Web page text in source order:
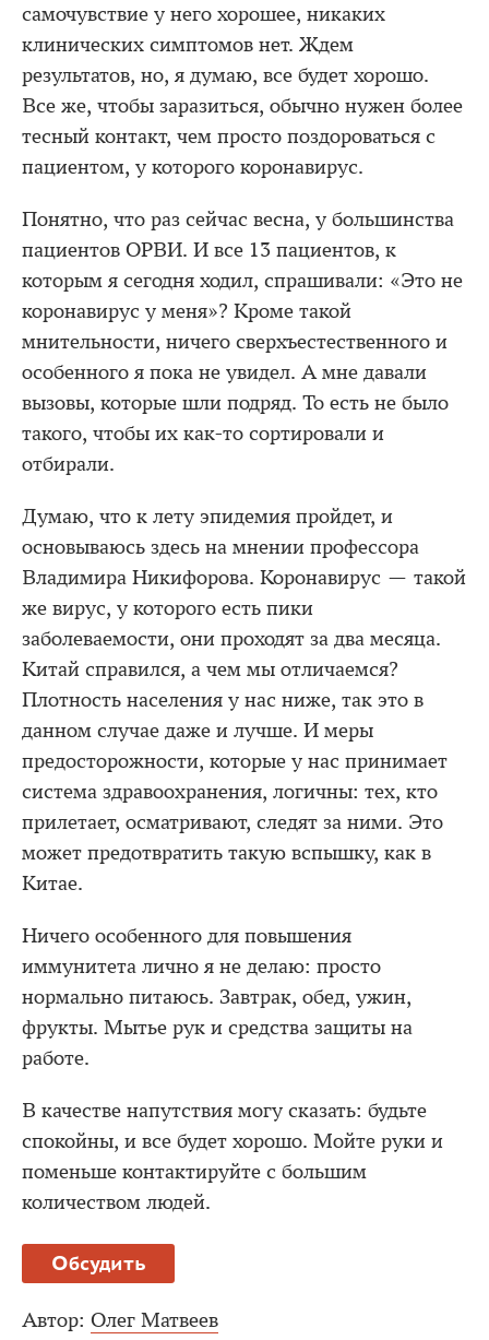
самочувствие у него хорошее, никаких
клинических симптомов нет. Ждем
результатов, но, я думаю, все будет хорошо.
Все же, чтобы заразиться, обычно нужен более
тесный контакт, чем просто поздороваться с
пациентом, у которого коронавирус.
Понятно, что раз сейчас весна, у большинства
пациентов ОРВИ. И все 13 пациентов, к
которым я сегодня ходил, спрашивали: «Это не
коронавирус у меня»? Кроме такой
мнительности, ничего сверхъестественного и
особенного я пока не увидел. А мне давали
вызовы, которые шли подряд. То есть не было
такого, чтобы их как-то сортировали и
отбирали.
Думаю, что к лету эпидемия пройдет, и
основываюсь здесь на мнении профессора
Владимира Никифорова. Коронавирус — такой
же вирус, у которого есть пики
заболеваемости, они проходят за два месяца.
Китай справился, а чем мы отличаемся?
Плотность населения у нас ниже, так это в
данном случае даже и лучше. И меры
предосторожности, которые у нас принимает
система здравоохранения, логичны: тех, кто
прилетает, осматривают, следят за ними. Это
может предотвратить такую вспышку, как в
Китае.
Ничего особенного для повышения
иммунитета лично я не делаю: просто
нормально питаюсь. Завтрак, обед, ужин,
фрукты. Мытье рук и средства защиты на
работе.
В качестве напутствия могу сказать: будьте
спокойны, и все будет хорошо. Мойте руки и
поменьше контактируйте с большим
количеством людей.
Обсудить
Автор: Олег Матвеев